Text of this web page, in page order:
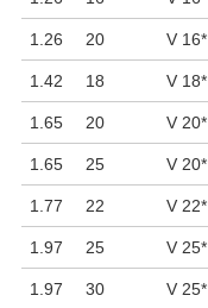
1.26 20 V 16*
1.42 18 V 18*
1.65 20 V 20*
1.65 25 V 20*
1.77 22 V 22*
1.97 25 V 25*
1.97 30 V 25*